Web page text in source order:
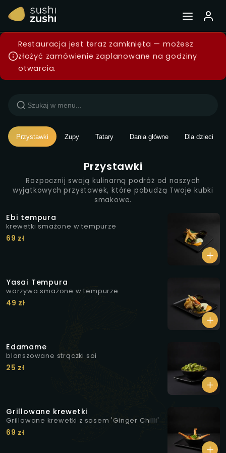
Menu — Sushi Zushi
Restauracja jest teraz zamknięta — możesz
złożyć zamówienie zaplanowane na godziny
otwarcia.
Przystawki Zupy Tatary Dania główne Dla dzieci
Przystawki
Rozpocznij swoją kulinarną podróż od naszych
wyjątkowych przystawek, które pobudzą Twoje kubki
smakowe.
Ebi tempura
krewetki smażone w tempurze
69 zł
Yasai Tempura
warzywa smażone w tempurze
49 zł
Edamame
blanszowane strączki soi
25 zł
Grillowane krewetki
Grillowane krewetki z sosem 'Ginger Chilli'
69 zł